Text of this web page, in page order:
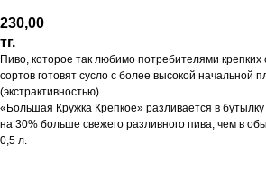
230,00
тг.
Пиво, которое так любимо потребителями крепких
сортов готовят сусло с более высокой начальной
(экстрактивностью).
«Большая Кружка Крепкое» разливается в
на 30% больше свежего разливного пива, чем в
0,5 л.